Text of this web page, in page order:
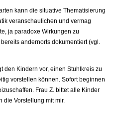
kann die situative Thematisierung
veranschaulichen und vermag
ja paradoxe Wirkungen zu
andernorts dokumentiert (vgl.
den Kindern vor, einen Stuhlkreis zu
vorstellen können. Sofort beginnen
Frau Z. bittet alle Kinder
die Vorstellung mit mir.